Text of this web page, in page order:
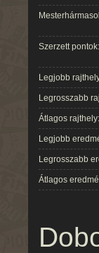
Szerzett pontok:
Legjobb
Legrosszabb
Átlagos rajthely:
Legjobb
Legrosszabb
Átlagos